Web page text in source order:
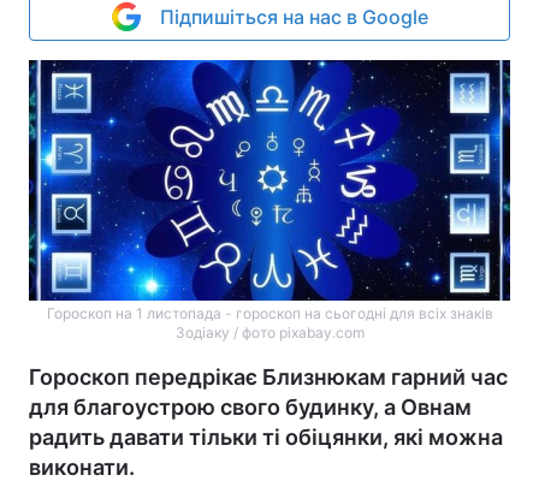
Підпишіться на нас в Google
Гороскоп на 1 листопада - гороскоп на сьогодні для всіх знаків
Зодіаку / фото pixabay.com
Гороскоп передрікає Близнюкам гарний час
для благоустрою свого будинку, а Овнам
радить давати тільки ті обіцянки, які можна
виконати.